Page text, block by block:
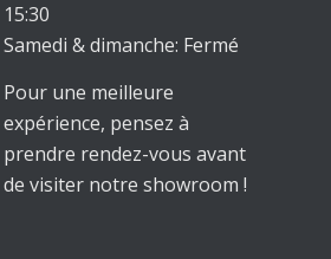
15:30
Samedi & dimanche: Fermé
Pour une meilleure
expérience, pensez à
prendre rendez-vous avant
de visiter notre showroom !